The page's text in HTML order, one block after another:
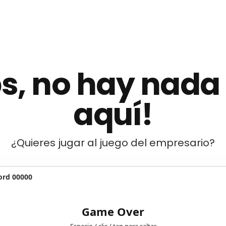
no hay
aquí!
¿Quieres jugar al juego del empresario?